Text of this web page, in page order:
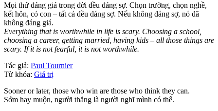
Mọi thứ đáng giá trong đời đều đáng sợ. Chọn trường, chọn nghề,
kết hôn, có con – tất cả đều đáng sợ. Nếu không đáng sợ, nó đã
không đáng giá.
Everything that is worthwhile in life is scary. Choosing a school,
choosing a career, getting married, having kids – all those things are
scary. If it is not fearful, it is not worthwhile.
Tác giả: Paul Tournier
Từ khóa: Giá trị
Sooner or later, those who win are those who think they can.
Sớm hay muộn, người thắng là người nghĩ mình có thể.